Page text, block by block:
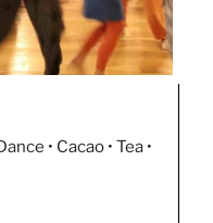
• Cacao • Tea •